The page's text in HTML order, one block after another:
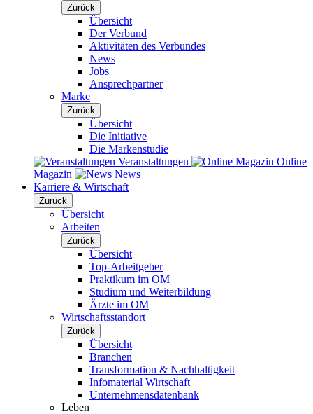
Zurück
Übersicht
Der Verbund
Aktivitäten des Verbundes
News
Jobs
Ansprechpartner
Marke
Zurück
Übersicht
Die Initiative
Die Markenstudie
Veranstaltungen
Online
Magazin
News
Karriere & Wirtschaft
Zurück
Übersicht
Arbeiten
Zurück
Übersicht
Top-Arbeitgeber
Praktikum im OM
Studium und Weiterbildung
Ärzte im OM
Wirtschaftsstandort
Zurück
Übersicht
Branchen
Transformation & Nachhaltigkeit
Infomaterial Wirtschaft
Unternehmensdatenbank
Leben